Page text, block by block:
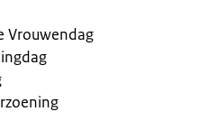
Vrouwendag